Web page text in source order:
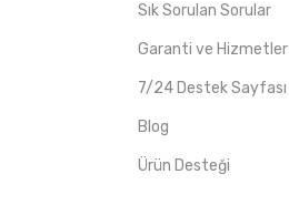
Sık Sorulan Sorular
Garanti ve Hizmetler
7/24 Destek Sayfası
Blog
Ürün Desteği